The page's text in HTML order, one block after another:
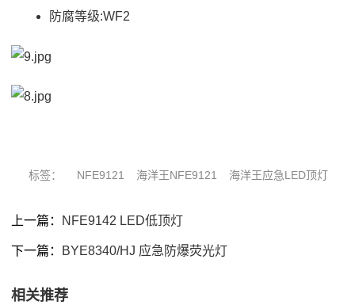
防腐等级:WF2
标签： NFE9121 海洋王NFE9121 海洋王应急LED顶灯
上一篇： NFE9142 LED低顶灯
下一篇： BYE8340/HJ 应急防爆荧光灯
相关推荐